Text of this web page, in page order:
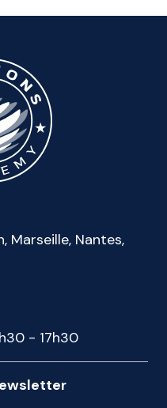
Marseille, Nantes,
- 17h30